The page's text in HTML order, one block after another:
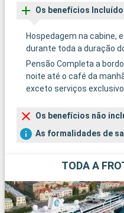
Os benefícios Incluído
Hospedagem na cabine,
durante toda a duração
Pensão Completa a
noite até o café da
exceto serviços
Os benefícios não
As formalidades de
TODA A